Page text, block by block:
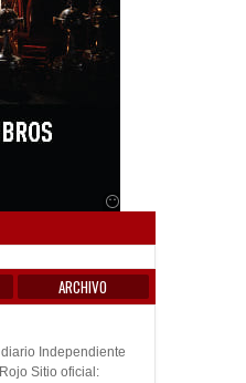
ARCHIVO
Independiente
Sitio oficial: